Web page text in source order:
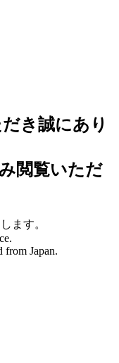
き誠にあり
閲覧いただ
ます。
from Japan.